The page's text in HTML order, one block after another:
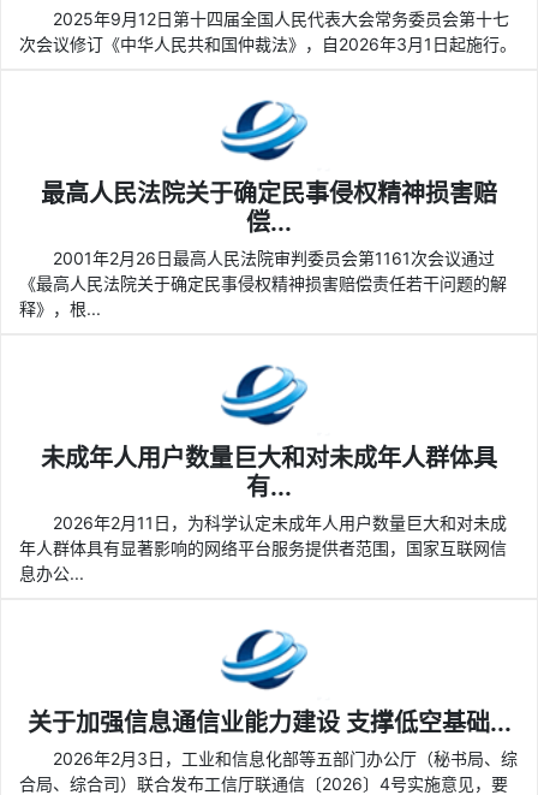
2025年9月12日第十四届全国人民代表大会常务委员会第十七
次会议修订《中华人民共和国仲裁法》，自2026年3月1日起施行。
最高人民法院关于确定民事侵权精神损害赔
偿...
2001年2月26日最高人民法院审判委员会第1161次会议通过
《最高人民法院关于确定民事侵权精神损害赔偿责任若干问题的解
释》，根...
未成年人用户数量巨大和对未成年人群体具
有...
2026年2月11日，为科学认定未成年人用户数量巨大和对未成
年人群体具有显著影响的网络平台服务提供者范围，国家互联网信
息办公...
关于加强信息通信业能力建设 支撑低空基础...
2026年2月3日，工业和信息化部等五部门办公厅（秘书局、综
合局、综合司）联合发布工信厅联通信〔2026〕4号实施意见，要